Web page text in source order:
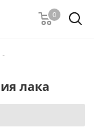
0
-
лака